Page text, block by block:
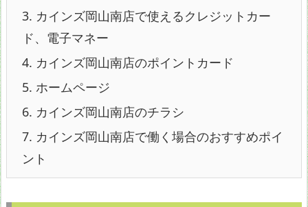
3. カインズ岡山南店で使えるクレジットカー
ド、電子マネー
4. カインズ岡山南店のポイントカード
5. ホームページ
6. カインズ岡山南店のチラシ
7. カインズ岡山南店で働く場合のおすすめポイ
ント